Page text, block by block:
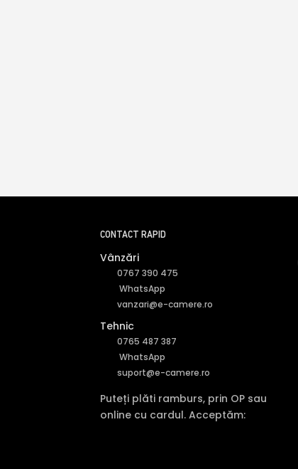
CONTACT RAPID
Vânzări
0767 390 475
WhatsApp
vanzari@e-camere.ro
Tehnic
0765 487 387
WhatsApp
suport@e-camere.ro
Puteți plăti ramburs, prin OP sau
online cu cardul. Acceptăm: